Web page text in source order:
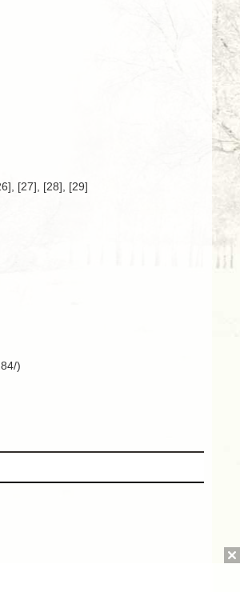
[27], [28], [29]
)